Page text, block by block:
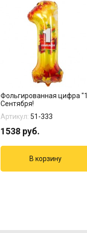
Фольгированная цифра "1
Сентября!
Артикул: 51-333
1538 руб.